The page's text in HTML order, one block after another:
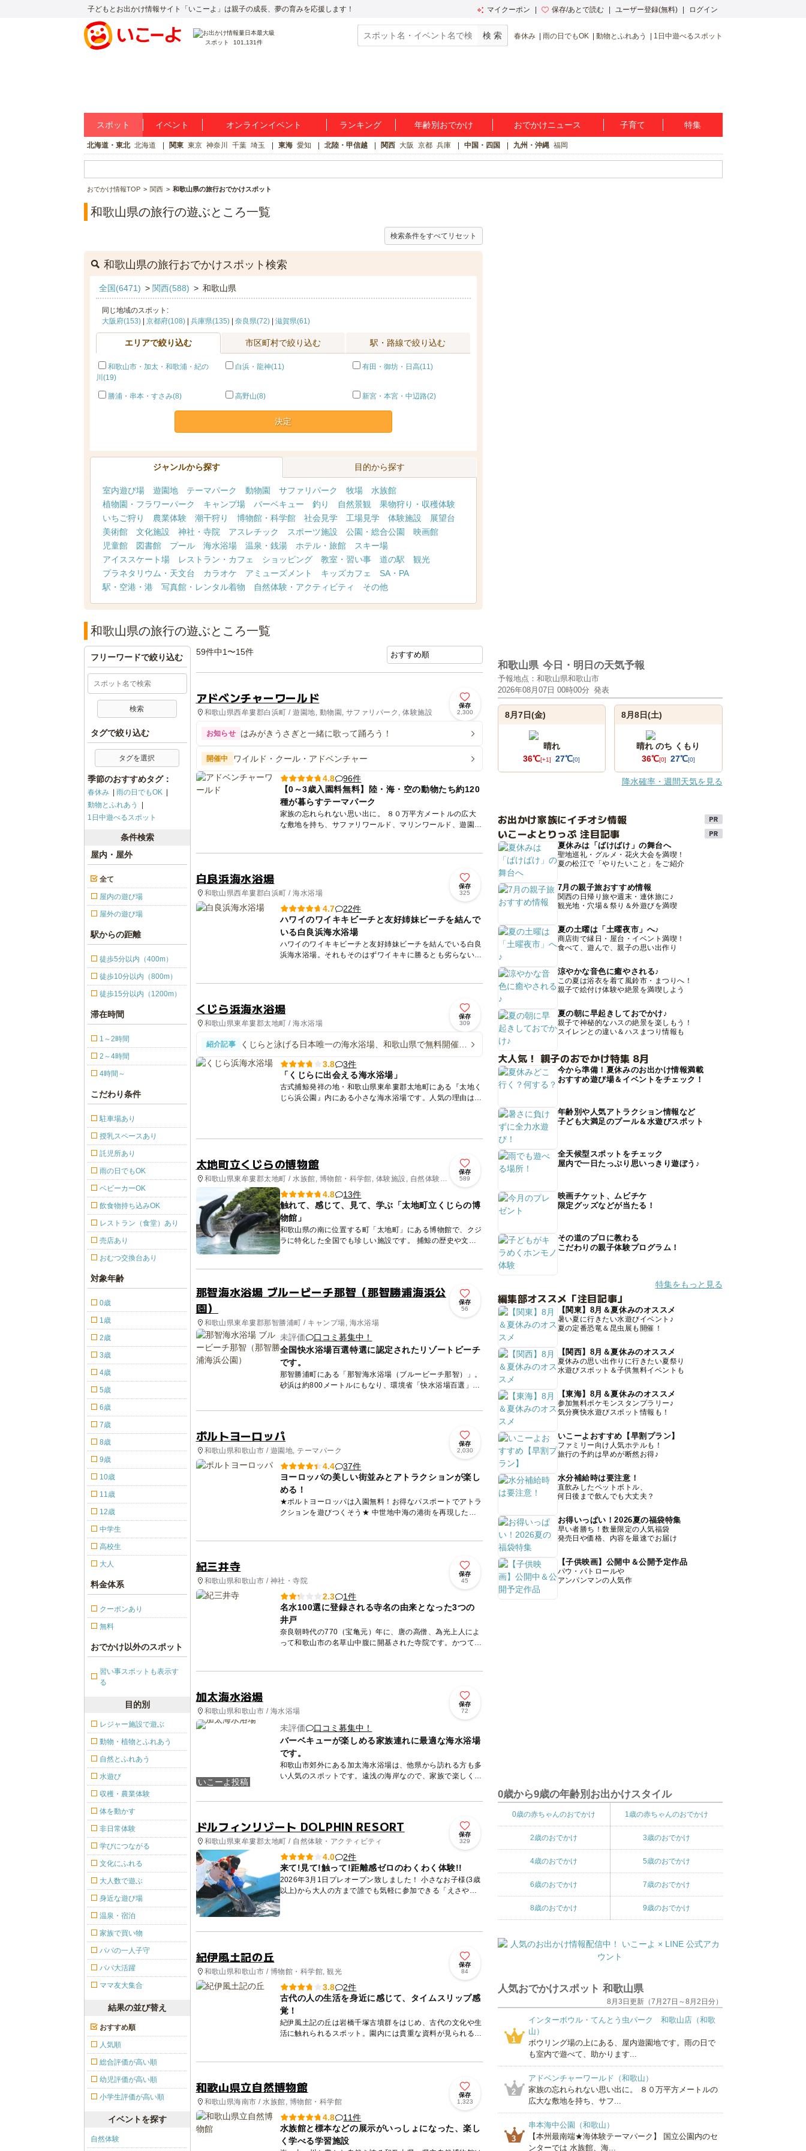
子どもとお出かけ情報サイト「いこーよ」は親子の成長、夢の育みを応援します！ マイクーポン 保存/あとで読む ユーザー登録(無料) ログイン
スポット 101,131件
春休み 雨の日でもOK 動物とふれあう 1日中遊べるスポット
スポット イベント オンラインイベント ランキング 年齢別おでかけ おでかけニュース 子育て 特集
北海道・東北 北海道 関東 東京 神奈川 千葉 埼玉 東海 愛知 北陸・甲信越 関西 大阪 京都 兵庫 中国・四国 九州・沖縄 福岡
おでかけ情報TOP 関西 和歌山県の旅行おでかけスポット
和歌山県の旅行の遊ぶところ一覧
検索条件をすべてリセット
和歌山県の旅行おでかけスポット検索
全国(6471) > 関西(588) > 和歌山県
同じ地域のスポット:
大阪府(153)| 京都府(108)| 兵庫県(135)| 奈良県(72)| 滋賀県(61)
エリアで絞り込む 市区町村で絞り込む 駅・路線で絞り込む
和歌山市・加太・和歌浦・紀の
川(19)
白浜・龍神(11) 有田・御坊・日高(11)
勝浦・串本・すさみ(8) 高野山(8) 新宮・本宮・中辺路(2)
決定
ジャンルから探す 目的から探す
室内遊び場 遊園地 テーマパーク 動物園 サファリパーク 牧場
水族館
植物園・フラワーパーク
キャンプ場 バーベキュー 釣り 自然景観
果物狩り・収穫体験
いちご狩り
農業体験 潮干狩り 博物館・科学館 社会見学 工場見学 体験施設
展望台
美術館
文化施設 神社・寺院 アスレチック スポーツ施設 公園・総合公園
映画館
児童館
図書館 プール 海水浴場 温泉・銭湯 ホテル・旅館
スキー場
アイススケート場
レストラン・カフェ ショッピング 教室・習い事 道の駅
観光
プラネタリウム・天文台
カラオケ アミューズメント キッズカフェ
SA・PA
駅・空港・港
写真館・レンタル着物 自然体験・アクティビティ その他
和歌山県の旅行の遊ぶところ一覧
59件中1〜15件
アドベンチャーワールド
和歌山県西牟婁郡白浜町 / 遊園地, 動物園, サファリパーク, 体験施設
保存
2,300
お知らせ はみがきうさぎと一緒に歌って踊ろう！
開催中 ワイルド・クール・アドベンチャー
4.8
96件
【0～3歳入園料無料】陸・海・空の動物たち約120
種が暮らすテーマパーク
家族の忘れられない思い出に。 ８０万平方メートルの広大
な敷地を持ち、サファリワールド、マリンワールド、遊園地
白良浜海水浴場
和歌山県西牟婁郡白浜町 / 海水浴場
保存
325
4.7
22件
ハワイのワイキキビーチと友好姉妹ビーチを結んで
いる白良浜海水浴場
ハワイのワイキキビーチと友好姉妹ビーチを結んでいる白良
浜海水浴場。それもそのはずワイキキに勝るとも劣らない真
くじら浜海水浴場
和歌山県東牟婁郡太地町 / 海水浴場
保存
309
紹介記事
くじらと泳げる日本唯一の海水浴場、和歌山県で無料開催
3.8
3件
「くじらに出会える海水浴場」
古式捕鯨発祥の地・和歌山県東牟婁郡太地町にある『太地く
じら浜公園』内にある小さな海水浴場です。人気の理由は毎
太地町立くじらの博物館
和歌山県東牟婁郡太地町 / 水族館, 博物館・科学館, 体験施設, 自然体験・
アクティビティ
保存
589
4.8
13件
触れて、感じて、見て、学ぶ「太地町立くじらの博
物館」
和歌山県の南に位置する町「太地町」にある博物館で、クジ
ラに特化した全国でも珍しい施設です。 捕鯨の歴史や文化
を伝える貴重な資料や、様々なクジラたちの大きな全身骨格
那智海水浴場 ブルービーチ那智（那智勝浦海浜公
園）
和歌山県東牟婁郡那智勝浦町 / キャンプ場, 海水浴場
保存
56
未評価
口コミ募集中！
全国快水浴場百選特選に認定されたリゾートビーチ
です。
那智勝浦町にある「那智海水浴場（ブルービーチ那智）」。
砂浜は約800メートルにもなり、環境省「快水浴場百選」の
ポルトヨーロッパ
和歌山県和歌山市 / 遊園地, テーマパーク
保存
2,030
4.4
37件
ヨーロッパの美しい街並みとアトラクションが楽し
める！
★ポルトヨーロッパは入園無料！お得なパスポートでアトラ
クションを遊びつくそう★ 中世地中海の港街を再現したテ
紀三井寺
和歌山県和歌山市 / 神社・寺院
保存
45
2.3
1件
名水100選に登録される寺名の由来となった3つの
井戸
奈良朝時代の770（宝亀元）年に、唐の高僧、為光上人によ
って和歌山市の名草山中腹に開基された寺院です。かつては
加太海水浴場
和歌山県和歌山市 / 海水浴場
保存
72
いこーよ投稿
未評価
口コミ募集中！
バーベキューが楽しめる家族連れに最適な海水浴場
です。
和歌山市郊外にある加太海水浴場は、他県から訪れる方も多
い人気のスポットです。遠浅の海岸なので、家族で楽しく泳
ドルフィンリゾート DOLPHIN RESORT
和歌山県東牟婁郡太地町 / 自然体験・アクティビティ
保存
329
4.0
2件
来て!見て!触って!距離感ゼロのわくわく体験!!
2026年3月1日プレオープン致しました！ 小さなお子様(3歳
以上)から大人の方まで誰でも気軽に参加できる「えさやり
タッチ体験」イルカにエサをあげて、お腹や背中にタッチ...
紀伊風土記の丘
和歌山県和歌山市 / 博物館・科学館, 観光
保存
84
3.8
2件
古代の人の生活を身近に感じて、タイムスリップ感
覚！
紀伊風土記の丘は岩橋千塚古墳群をはじめ、古代の文化や生
活に触れられるスポット。園内には貴重な資料が見られる常
和歌山県立自然博物館
和歌山県海南市 / 水族館, 博物館・科学館
保存
1,323
4.8
11件
水族館と標本などの展示がいっしょになった、楽し
く学べる学習施設
フリーワードで絞り込む
タグで絞り込む
タグを選択
季節のおすすめタグ：
春休み
雨の日でもOK
動物とふれあう
1日中遊べるスポット
条件検索
屋内・屋外
全て
屋内の遊び場
屋外の遊び場
駅からの距離
徒歩5分以内（400m）
徒歩10分以内（800m）
徒歩15分以内（1200m）
滞在時間
1～2時間
2～4時間
4時間～
こだわり条件
駐車場あり
授乳スペースあり
託児所あり
雨の日でもOK
ベビーカーOK
飲食物持ち込みOK
レストラン（食堂）あり
売店あり
おむつ交換台あり
対象年齢
0歳
1歳
2歳
3歳
4歳
5歳
6歳
7歳
8歳
9歳
10歳
11歳
12歳
中学生
高校生
大人
料金体系
クーポンあり
無料
おでかけ以外のスポット
習い事スポットも表示す
る
目的別
レジャー施設で遊ぶ
動物・植物とふれあう
自然とふれあう
水遊び
収穫・農業体験
体を動かす
非日常体験
学びにつながる
文化にふれる
大人数で遊ぶ
身近な遊び場
温泉・宿泊
家族で買い物
パパの一人子守
パパ大活躍
ママ友大集合
結果の並び替え
おすすめ順
人気順
総合評価が高い順
幼児評価が高い順
小学生評価が高い順
イベントを探す
自然体験
和歌山県 今日・明日の天気予報
予報地点：和歌山県和歌山市
2026年08月07日 00時00分 発表
8月7日(金)
晴れ
36℃[+1] 27℃[0]
8月8日(土)
晴れ のち くもり
36℃[0] 27℃[0]
降水確率・週間天気を見る
お出かけ家族にイチオシ情報
いこーよとりっぷ 注目記事
夏休みは「ばけばけ」の舞台へ
聖地巡礼・グルメ・花火大会を満喫！
夏の松江で「やりたいこと」をご紹介
7月の親子旅おすすめ情報
関西の日帰り旅や週末・連休旅に♪
観光地・穴場＆祭り＆外遊びを満喫
夏の土曜は「土曜夜市」へ♪
商店街で縁日・屋台・イベント満喫！
食べて、遊んで、親子の思い出作り
涼やかな音色に癒やされる♪
この夏は浴衣を着て風鈴市・まつりへ！
親子で絵付け体験や絶景を満喫しよう
夏の朝に早起きしておでかけ♪
親子で神秘的なハスの絶景を楽しもう！
スイレンとの違い＆ハスまつり情報も
大人気！ 親子のおでかけ特集 8月
今から準備！夏休みのお出かけ情報満載
おすすめ遊び場＆イベントをチェック！
年齢別や人気アトラクション情報など
子ども大満足のプール＆水遊びスポット
全天候型スポットをチェック
屋内で一日たっぷり思いっきり遊ぼう♪
映画チケット、ムビチケ
限定グッズなどが当たる！
その道のプロに教わる
こだわりの親子体験プログラム！
特集をもっと見る
編集部オススメ「注目記事」
【関東】8月＆夏休みのオススメ
暑い夏に行きたい水遊びイベント♪
夏の定番恐竜＆昆虫展も開催！
【関西】8月＆夏休みのオススメ
夏休みの思い出作りに行きたい夏祭り
水遊びスポット＆子供無料イベントも
【東海】8月＆夏休みのオススメ
参加無料ポケモンスタンプラリー♪
気分爽快水遊びスポット情報も！
いこーよおすすめ【早割プラン】
ファミリー向け人気ホテルも！
旅行の予約は早めが断然お得♪
水分補給時は要注意！
直飲みしたペットボトル、
何日後まで飲んでも大丈夫？
お得いっぱい！2026夏の福袋特集
早い者勝ち！数量限定の人気福袋
発売日や価格、内容を最速でお届け
【子供映画】公開中＆公開予定作品
パウ・パトロールや
アンパンマンの人気作
0歳から9歳の年齢別お出かけスタイル
0歳の赤ちゃんのおでかけ 1歳の赤ちゃんのおでかけ
2歳のおでかけ 3歳のおでかけ
4歳のおでかけ 5歳のおでかけ
6歳のおでかけ 7歳のおでかけ
8歳のおでかけ 9歳のおでかけ
人気おでかけスポット 和歌山県
8月3日更新（7月27日～8月2日分）
1
インターボウル・てんとう虫パーク 和歌山店（和歌
山）
ボウリング場の上にある、屋内遊園地です。雨の日で
も室内で遊べて、助かります...
2
アドベンチャーワールド（和歌山）
家族の忘れられない思い出に。 ８０万平方メートルの
広大な敷地を持ち、サフ...
3
串本海中公園（和歌山）
【本州最南端★海体験テーマパーク】 国立公園内のセ
ンターでは 水族館、海...